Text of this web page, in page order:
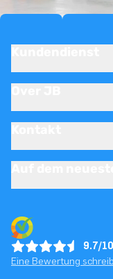
9.7/10
Eine Bewertung